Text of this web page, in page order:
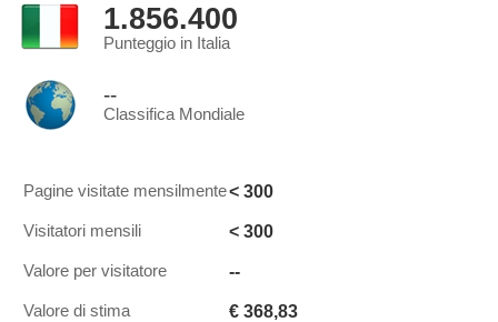
1.856.400
Punteggio in Italia
--
Classifica Mondiale
Pagine visitate mensilmente< 300
Visitatori mensili < 300
Valore per visitatore --
Valore di stima € 368,83